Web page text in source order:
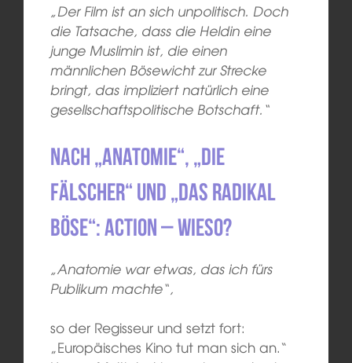
„Der Film ist an sich unpolitisch. Doch
die Tatsache, dass die Heldin eine
junge Muslimin ist, die einen
männlichen Bösewicht zur Strecke
bringt, das impliziert natürlich eine
gesellschaftspolitische Botschaft.“
Nach „Anatomie“, „Die
Fälscher“ und „Das radikal
Böse“: Action – wieso?
„Anatomie war etwas, das ich fürs
Publikum machte“,
so der Regisseur und setzt fort:
„Europäisches Kino tut man sich an.“